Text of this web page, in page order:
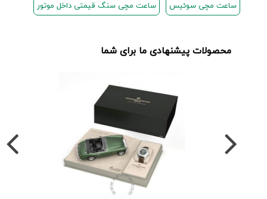
ساعت مچی سوئیس ساعت مچی سنگ قیمتی داخل موتور
محصولات پیشنهادی ما برای شما